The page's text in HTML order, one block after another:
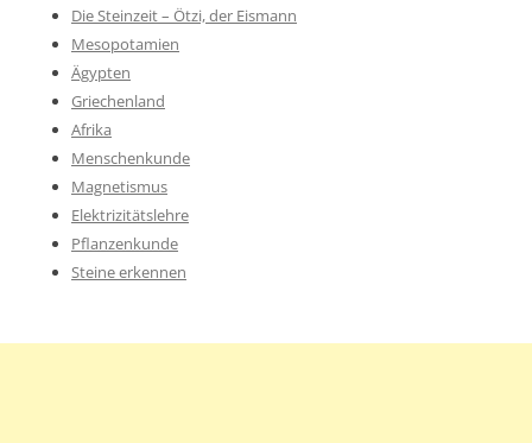
Die Steinzeit – Ötzi, der Eismann
Mesopotamien
Ägypten
Griechenland
Afrika
Menschenkunde
Magnetismus
Elektrizitätslehre
Pflanzenkunde
Steine erkennen